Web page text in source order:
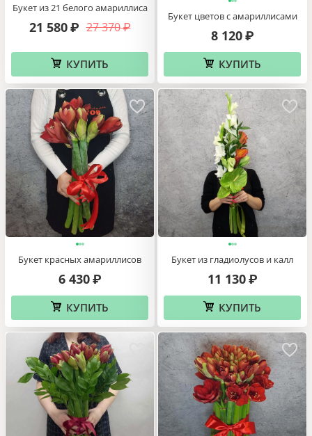
Букет из 21 белого амариллиса
27 370 ₽
21 580 ₽
КУПИТЬ
Букет цветов с амариллисами
8 120 ₽
КУПИТЬ
Букет красных амариллисов
6 430 ₽
КУПИТЬ
Букет из гладиолусов и калл
11 130 ₽
КУПИТЬ